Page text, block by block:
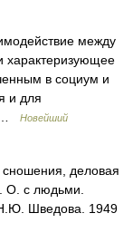
между
характеризующее
в социум и
и для
…
Новейший
деловая
О. с людьми.
Шведова. 1949